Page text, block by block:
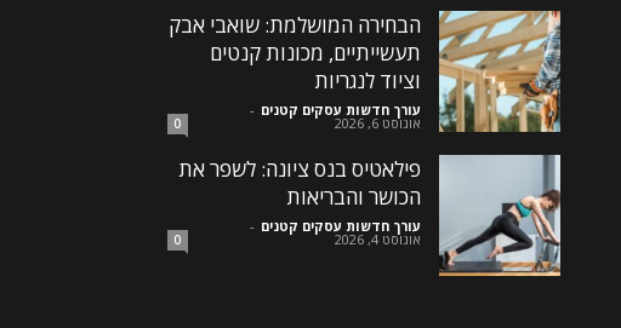
הבחירה המושלמת: שואבי אבק
תעשייתיים, מכונות קנטים
וציוד לנגריות
עורך חדשות עסקים קטנים -
אוגוסט 6, 2026 0
פילאטיס בנס ציונה: לשפר את
הכושר והבריאות
עורך חדשות עסקים קטנים -
אוגוסט 4, 2026 0